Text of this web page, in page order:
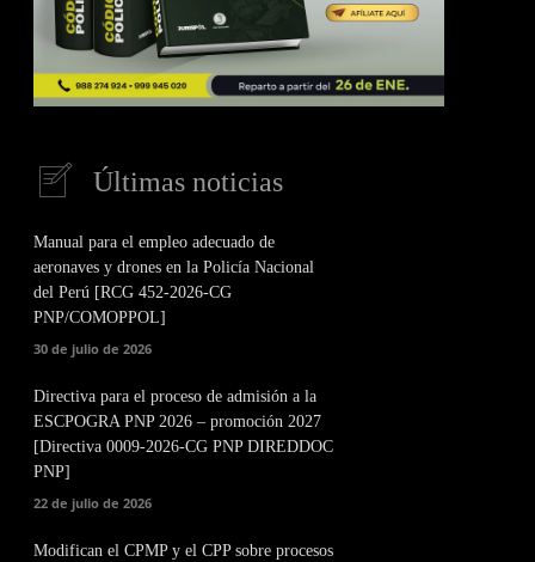
Últimas noticias
Manual para el empleo adecuado de
aeronaves y drones en la Policía Nacional
del Perú [RCG 452-2026-CG
PNP/COMOPPOL]
30 de julio de 2026
Directiva para el proceso de admisión a la
ESCPOGRA PNP 2026 – promoción 2027
[Directiva 0009-2026-CG PNP DIREDDOC
PNP]
22 de julio de 2026
Modifican el CPMP y el CPP sobre procesos